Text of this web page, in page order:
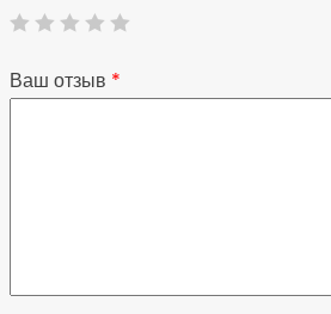
Ваш отзыв *